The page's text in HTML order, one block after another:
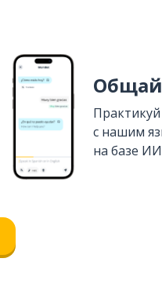
с нашим
на базе ИИ